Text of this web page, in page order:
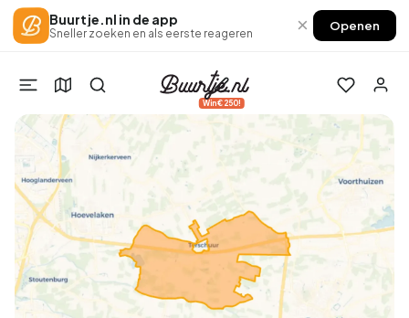
Buurtje.nl in de app
Sneller zoeken en als eerste reageren × Openen
Win €250!